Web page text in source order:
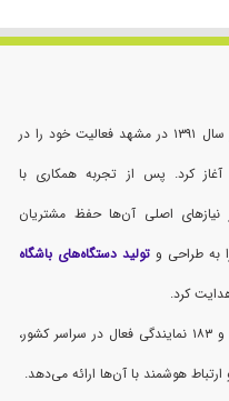
، از سال ۱۳۹۱ در مشهد فعالیت خود را در
کرد. پس از تجربه همکاری با
اصلی آن‌ها حفظ مشتریان
به طراحی وتولید دستگاه‌های باشگاه
کرد.
با بهره‌گیری از تیم متخصص و ۱۸۳ نمایندگی فعال در سراسر کشور،
هوشمند با آن‌ها ارائه می‌دهد.